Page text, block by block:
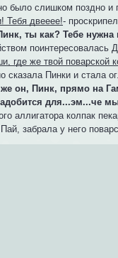
было слишком поздно
Тебя двееее!-
ты как? Тебе
поинтересовалась
где же твой поварской
сказала Пинки и стала
он, Пинк, прямо на
для...эм...че
аллигатора колпак
забрала у него